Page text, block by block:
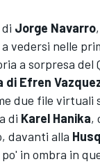
Jorge Navarro
vedersi nelle
a sorpresa del
di Efren
due file virtuali
di Karel Hanika,
davanti alla
in ombra in